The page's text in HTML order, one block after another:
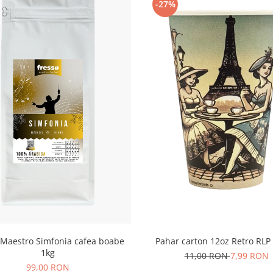
evitând complet
și certificare bio.
doresc să ofere angajaților
cumpără în format de
a evidenția note fructate delicate,
Simfonia cafea boabe
1kg
99,00 RON
-27%
Pahar carton 12oz Retro
11,00 RON7,99 RON